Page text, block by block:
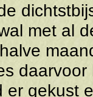
met al
er gekust